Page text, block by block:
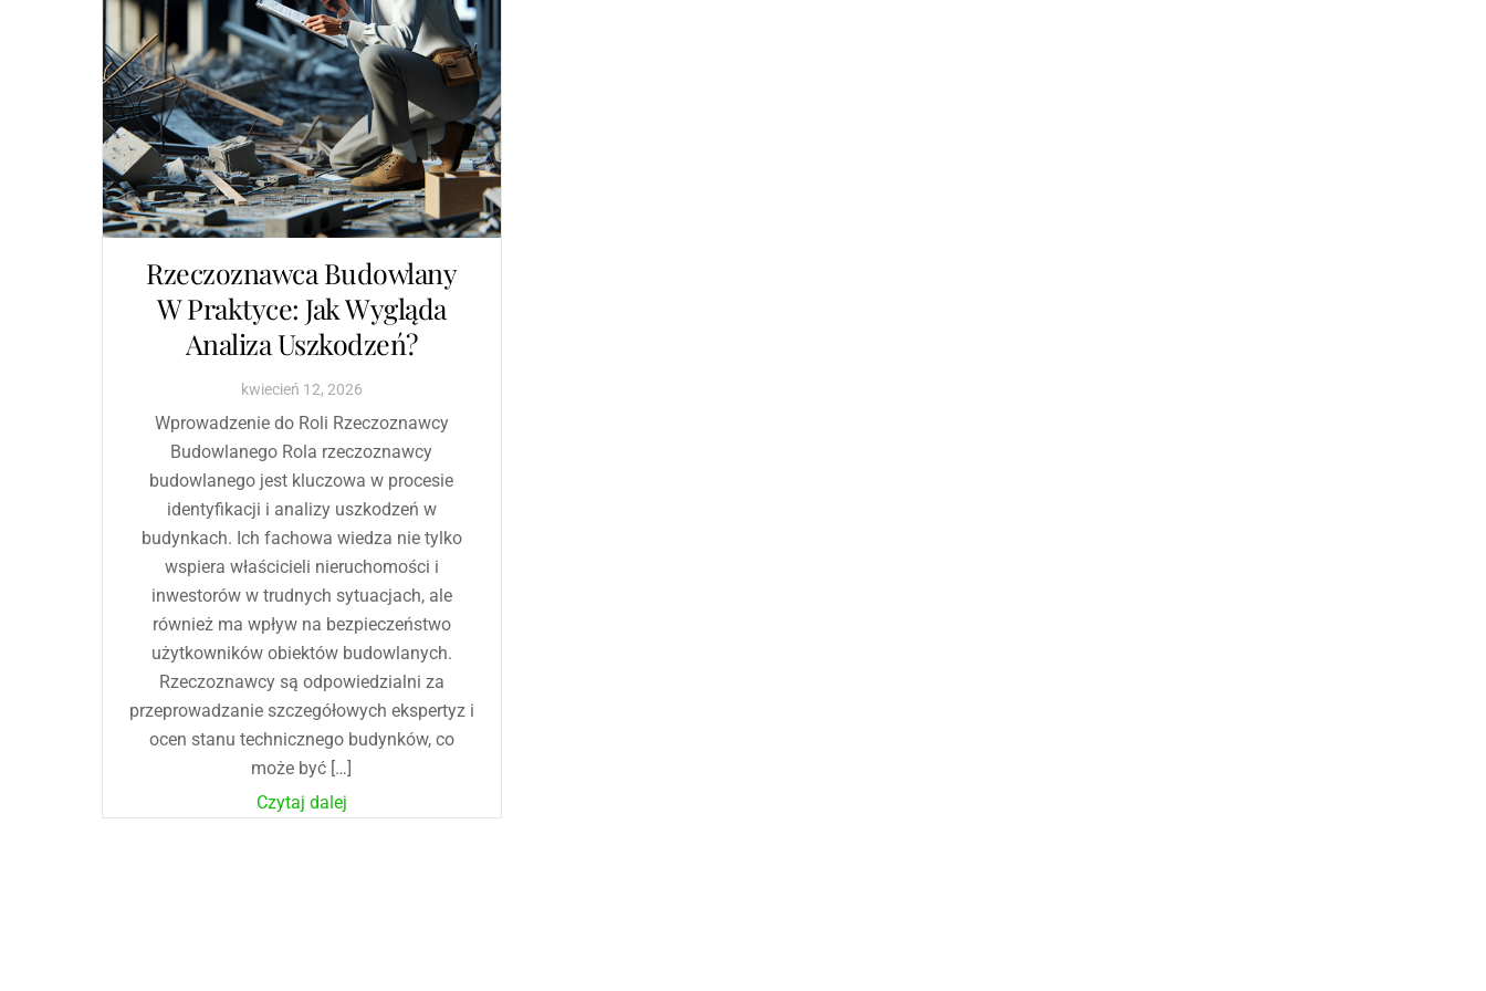
Rzeczoznawca Budowlany
W Praktyce: Jak Wygląda
Analiza Uszkodzeń?
kwiecień 12, 2026
Wprowadzenie do Roli Rzeczoznawcy
Budowlanego Rola rzeczoznawcy
budowlanego jest kluczowa w procesie
identyfikacji i analizy uszkodzeń w
budynkach. Ich fachowa wiedza nie tylko
wspiera właścicieli nieruchomości i
inwestorów w trudnych sytuacjach, ale
również ma wpływ na bezpieczeństwo
użytkowników obiektów budowlanych.
Rzeczoznawcy są odpowiedzialni za
przeprowadzanie szczegółowych ekspertyz i
ocen stanu technicznego budynków, co
może być […]
Czytaj dalej